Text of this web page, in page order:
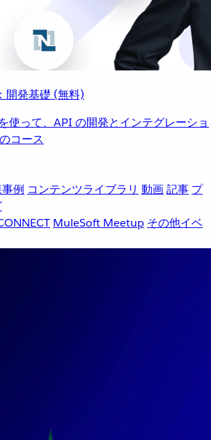
発基礎 (無料)
って、API の開発とインテグレーショ
コース
例 コンテンツライブラリ 動画記事 プ
MuleSoft Meetup その他イベ